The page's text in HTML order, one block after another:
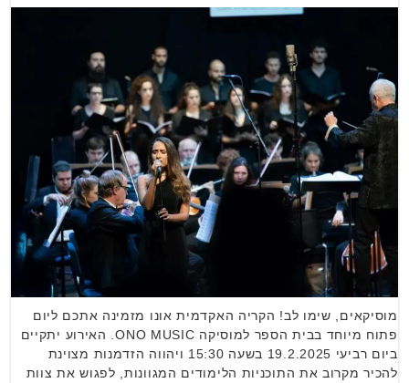
מוסיקאים, שימו לב! הקריה האקדמית אונו מזמינה אתכם ליום
פתוח מיוחד בבית הספר למוסיקה ONO MUSIC. האירוע יתקיים
ביום רביעי 19.2.2025 בשעה 15:30 ויהווה הזדמנות מצוינת
להכיר מקרוב את התוכניות הלימודים המגוונות, לפגוש את צוות